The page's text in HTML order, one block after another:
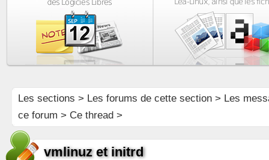
Les sections > Les forums de cette section> Les
ce forum > Ce thread >
vmlinuz et initrd